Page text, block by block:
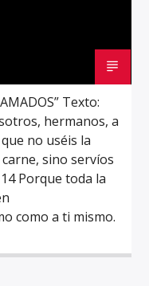
Texto:
hermanos, a
no uséis la
sino servíos
Porque toda la
como a ti mismo.